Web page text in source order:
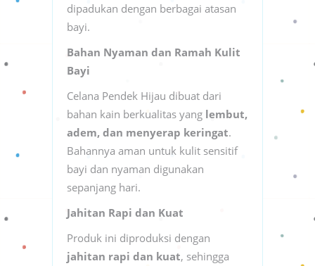
dipadukan dengan berbagai atasan
bayi.
Bahan Nyaman dan Ramah Kulit
Bayi
Celana Pendek Hijau dibuat dari
bahan kain berkualitas yang lembut,
adem, dan menyerap keringat.
Bahannya aman untuk kulit sensitif
bayi dan nyaman digunakan
sepanjang hari.
Jahitan Rapi dan Kuat
Produk ini diproduksi dengan
jahitan rapi dan kuat, sehingga